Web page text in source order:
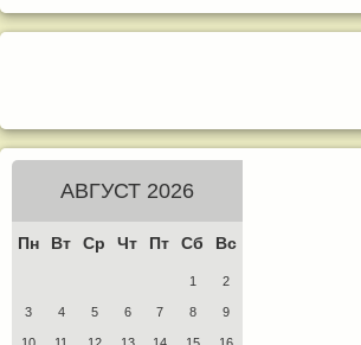
АВГУСТ 2026
Пн Вт Ср Чт Пт Сб Вс
1 2
3 4 5 6 7 8 9